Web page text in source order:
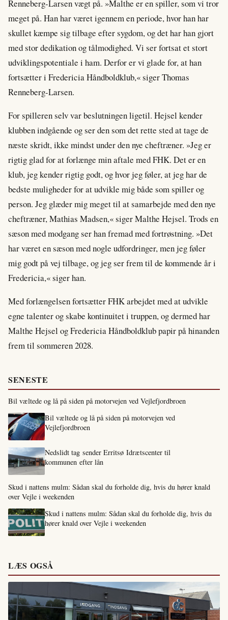
Renneberg-Larsen vægt på. »Malthe er en spiller, som vi tror
meget på. Han har været igennem en periode, hvor han har
skullet kæmpe sig tilbage efter sygdom, og det har han gjort
med stor dedikation og tålmodighed. Vi ser fortsat et stort
udviklingspotentiale i ham. Derfor er vi glade for, at han
fortsætter i Fredericia Håndboldklub,« siger Thomas
Renneberg-Larsen.
For spilleren selv var beslutningen ligetil. Hejsel kender
klubben indgående og ser den som det rette sted at tage de
næste skridt, ikke mindst under den nye cheftræner. »Jeg er
rigtig glad for at forlænge min aftale med FHK. Det er en
klub, jeg kender rigtig godt, og hvor jeg føler, at jeg har de
bedste muligheder for at udvikle mig både som spiller og
person. Jeg glæder mig meget til at samarbejde med den nye
cheftræner, Mathias Madsen,« siger Malthe Hejsel. Trods en
sæson med modgang ser han fremad med fortrøstning. »Det
har været en sæson med nogle udfordringer, men jeg føler
mig godt på vej tilbage, og jeg ser frem til de kommende år i
Fredericia,« siger han.
Med forlængelsen fortsætter FHK arbejdet med at udvikle
egne talenter og skabe kontinuitet i truppen, og dermed har
Malthe Hejsel og Fredericia Håndboldklub papir på hinanden
frem til sommeren 2028.
SENESTE
Bil væltede og lå på siden på motorvejen ved Vejlefjordbroen
Bil væltede og lå på siden på motorvejen ved
Vejlefjordbroen
Nedslidt tag sender Erritsø Idrætscenter til
kommunen efter lån
Skud i nattens mulm: Sådan skal du forholde dig, hvis du hører knald
over Vejle i weekenden
Skud i nattens mulm: Sådan skal du forholde dig, hvis du
hører knald over Vejle i weekenden
LÆS OGSÅ